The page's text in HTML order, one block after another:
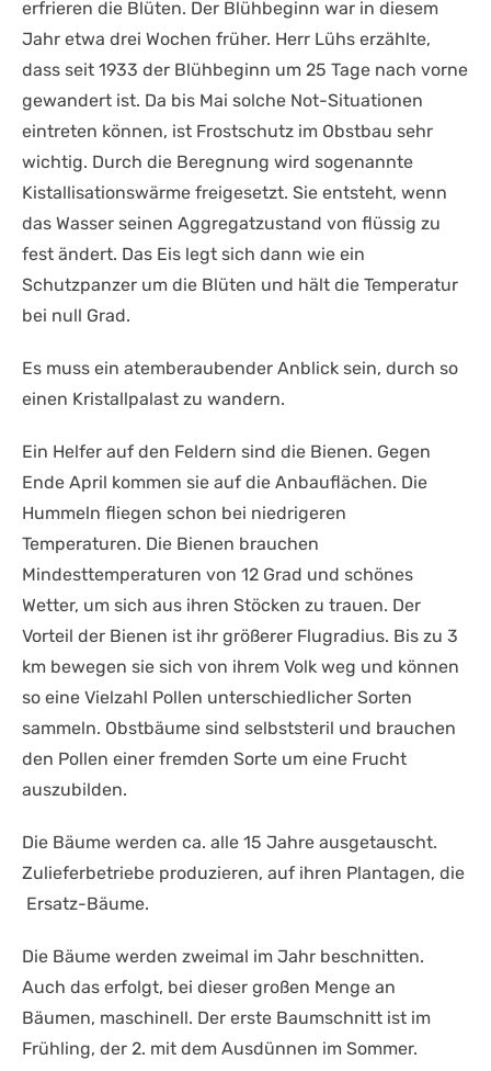
erfrieren die Blüten. Der Blühbeginn war in diesem
Jahr etwa drei Wochen früher. Herr Lühs erzählte,
dass seit 1933 der Blühbeginn um 25 Tage nach vorne
gewandert ist. Da bis Mai solche Not-Situationen
eintreten können, ist Frostschutz im Obstbau sehr
wichtig. Durch die Beregnung wird sogenannte
Kistallisationswärme freigesetzt. Sie entsteht, wenn
das Wasser seinen Aggregatzustand von flüssig zu
fest ändert. Das Eis legt sich dann wie ein
Schutzpanzer um die Blüten und hält die Temperatur
bei null Grad.
Es muss ein atemberaubender Anblick sein, durch so
einen Kristallpalast zu wandern.
Ein Helfer auf den Feldern sind die Bienen. Gegen
Ende April kommen sie auf die Anbauflächen. Die
Hummeln fliegen schon bei niedrigeren
Temperaturen. Die Bienen brauchen
Mindesttemperaturen von 12 Grad und schönes
Wetter, um sich aus ihren Stöcken zu trauen. Der
Vorteil der Bienen ist ihr größerer Flugradius. Bis zu 3
km bewegen sie sich von ihrem Volk weg und können
so eine Vielzahl Pollen unterschiedlicher Sorten
sammeln. Obstbäume sind selbststeril und brauchen
den Pollen einer fremden Sorte um eine Frucht
auszubilden.
Die Bäume werden ca. alle 15 Jahre ausgetauscht.
Zulieferbetriebe produzieren, auf ihren Plantagen, die
Ersatz-Bäume.
Die Bäume werden zweimal im Jahr beschnitten.
Auch das erfolgt, bei dieser großen Menge an
Bäumen, maschinell. Der erste Baumschnitt ist im
Frühling, der 2. mit dem Ausdünnen im Sommer.